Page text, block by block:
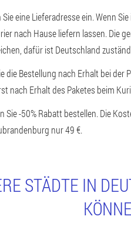
Sie eine Lieferadresse ein. Wenn
nach Hause liefern lassen. Die
dafür ist Deutschland
die Bestellung nach Erhalt bei
nach Erhalt des Paketes beim
Sie -50% Rabatt bestellen. Die
nur 49 €.
STÄDTE IN